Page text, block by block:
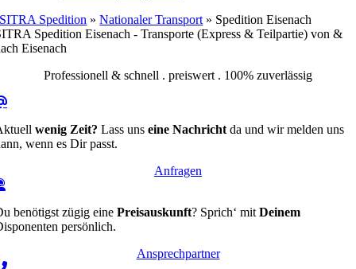
SITRA Spedition »Nationaler Transport » Spedition Eisenach
Spedition Eisenach - Transporte (Express & Teilpartie) von &
Eisenach
Professionell & schnell . preiswert . 100% zuverlässig
wenig Zeit? Lass uns eine Nachricht da und wir melden uns
wenn es Dir passt.
Anfragen
benötigst zügig eine Preisauskunft? Sprich‘ mit Deinem
persönlich.
Ansprechpartner